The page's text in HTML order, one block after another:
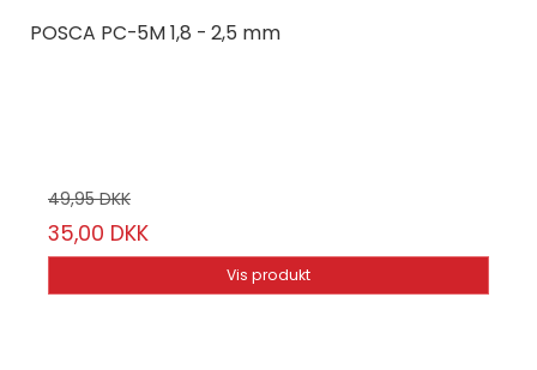
POSCA PC-5M 1,8 - 2,5 mm
49,95 DKK
35,00 DKK
Vis produkt